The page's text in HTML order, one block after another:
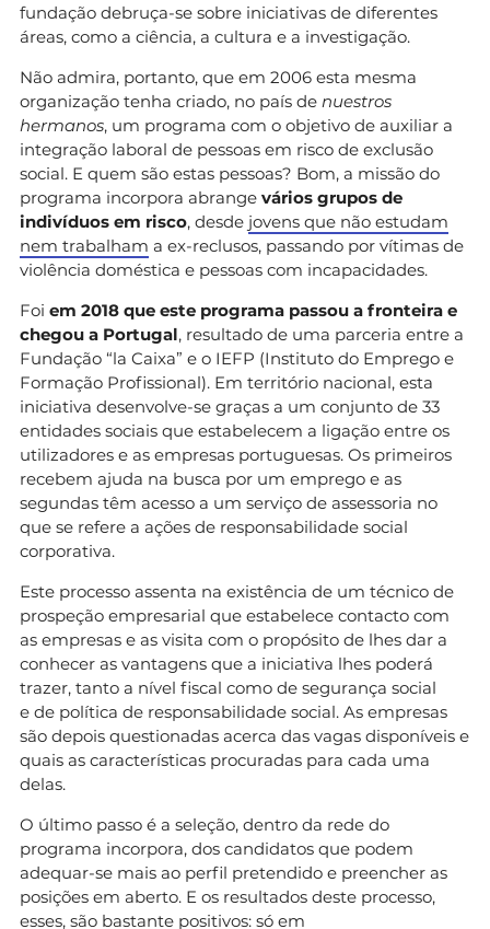
fundação debruça-se sobre iniciativas de diferentes
áreas, como a ciência, a cultura e a investigação.
Não admira, portanto, que em 2006 esta mesma
organização tenha criado, no país de nuestros
hermanos, um programa com o objetivo de auxiliar a
integração laboral de pessoas em risco de exclusão
social. E quem são estas pessoas? Bom, a missão do
programa incorpora abrange vários grupos de
indivíduos em risco, desde jovens que não estudam
nem trabalham a ex-reclusos, passando por vítimas de
violência doméstica e pessoas com incapacidades.
Foi em 2018 que este programa passou a fronteira e
chegou a Portugal, resultado de uma parceria entre a
Fundação “la Caixa” e o IEFP (Instituto do Emprego e
Formação Profissional). Em território nacional, esta
iniciativa desenvolve-se graças a um conjunto de 33
entidades sociais que estabelecem a ligação entre os
utilizadores e as empresas portuguesas. Os primeiros
recebem ajuda na busca por um emprego e as
segundas têm acesso a um serviço de assessoria no
que se refere a ações de responsabilidade social
corporativa.
Este processo assenta na existência de um técnico de
prospeção empresarial que estabelece contacto com
as empresas e as visita com o propósito de lhes dar a
conhecer as vantagens que a iniciativa lhes poderá
trazer, tanto a nível fiscal como de segurança social
e de política de responsabilidade social. As empresas
são depois questionadas acerca das vagas disponíveis e
quais as características procuradas para cada uma
delas.
O último passo é a seleção, dentro da rede do
programa incorpora, dos candidatos que podem
adequar-se mais ao perfil pretendido e preencher as
posições em aberto. E os resultados deste processo,
esses, são bastante positivos: só em